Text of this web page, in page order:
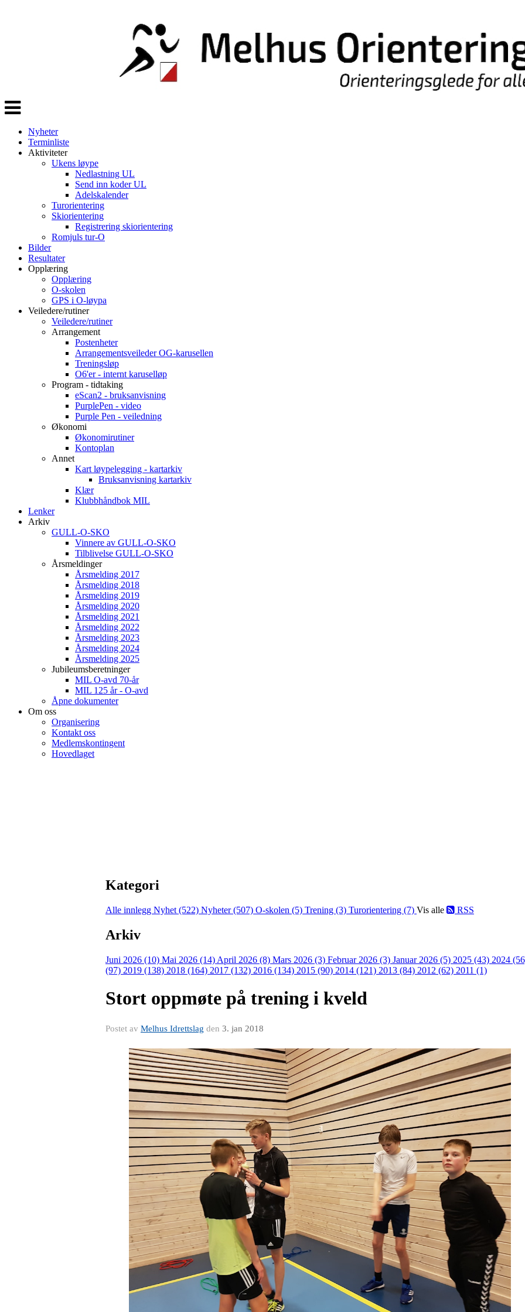
Veksle
navigasjon
Nyheter
Terminliste
Aktiviteter
Ukens løype
Nedlastning UL
Send inn koder UL
Adelskalender
Turorientering
Skiorientering
Registrering skiorientering
Romjuls tur-O
Bilder
Resultater
Opplæring
Opplæring
O-skolen
GPS i O-løypa
Veiledere/rutiner
Veiledere/rutiner
Arrangement
Postenheter
Arrangementsveileder OG-karusellen
Treningsløp
O6'er - internt karuselløp
Program - tidtaking
eScan2 - bruksanvisning
PurplePen - video
Purple Pen - veiledning
Økonomi
Økonomirutiner
Kontoplan
Annet
Kart løypelegging - kartarkiv
Bruksanvisning kartarkiv
Klær
Klubbhåndbok MIL
Lenker
Arkiv
GULL-O-SKO
Vinnere av GULL-O-SKO
Tilblivelse GULL-O-SKO
Årsmeldinger
Årsmelding 2017
Årsmelding 2018
Årsmelding 2019
Årsmelding 2020
Årsmelding 2021
Årsmelding 2022
Årsmelding 2023
Årsmelding 2024
Årsmelding 2025
Jubileumsberetninger
MIL O-avd 70-år
MIL 125 år - O-avd
Åpne dokumenter
Om oss
Organisering
Kontakt oss
Medlemskontingent
Hovedlaget
Kategori
Alle innlegg Nyhet (522) Nyheter (507) O-skolen (5) Trening (3) Turorientering (7) Vis alle RSS
Arkiv
Juni 2026 (10) Mai 2026 (14) April 2026 (8) Mars 2026 (3) Februar 2026 (3) Januar 2026 (5) 2025 (43) 2024
(97) 2019 (138) 2018 (164) 2017 (132) 2016 (134) 2015 (90) 2014 (121) 2013 (84) 2012 (62) 2011 (1)
Stort oppmøte på trening i kveld
Postet av Melhus Idrettslag den 3. jan 2018